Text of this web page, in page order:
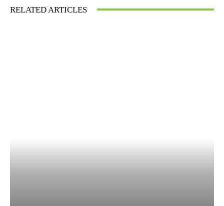
RELATED ARTICLES